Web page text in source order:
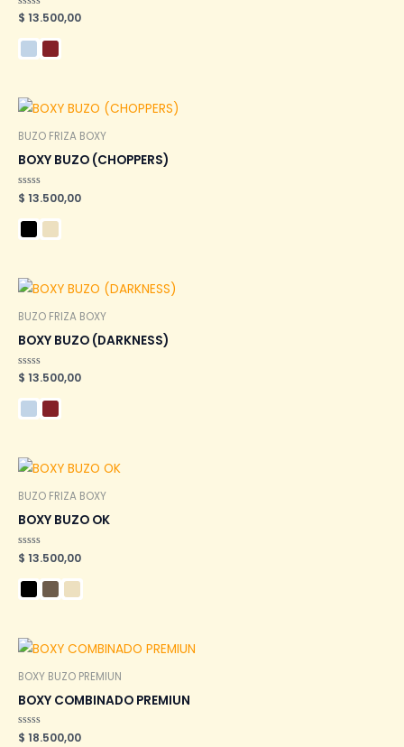
Valorado
en
0
5
$ 13.500,00
BUZO FRIZA BOXY
BOXY BUZO (CHOPPERS)
Valorado
en
0
de
5
$ 13.500,00
BUZO FRIZA BOXY
BOXY BUZO (DARKNESS)
Valorado
en
0
5
$ 13.500,00
BUZO FRIZA BOXY
BOXY BUZO OK
Valorado
en
de
5
$ 13.500,00
BOXY BUZO PREMIUN
BOXY COMBINADO PREMIUN
Valorado
$ 18.500,00